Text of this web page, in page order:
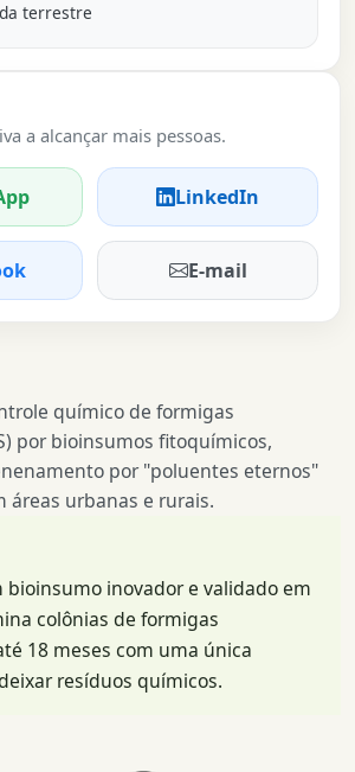
terrestre
a alcançar mais pessoas.
LinkedIn
E-mail
químico de formigas
por bioinsumos fitoquímicos,
por "poluentes eternos"
áreas urbanas e rurais.
bioinsumo inovador e validado em
colônias de formigas
18 meses com uma única
resíduos químicos.